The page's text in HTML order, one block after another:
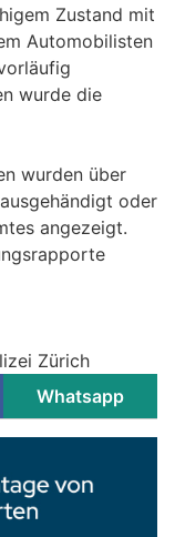
Zustand mit
Automobilisten
wurde die
wurden über
oder
angezeigt.
Zürich
Whatsapp